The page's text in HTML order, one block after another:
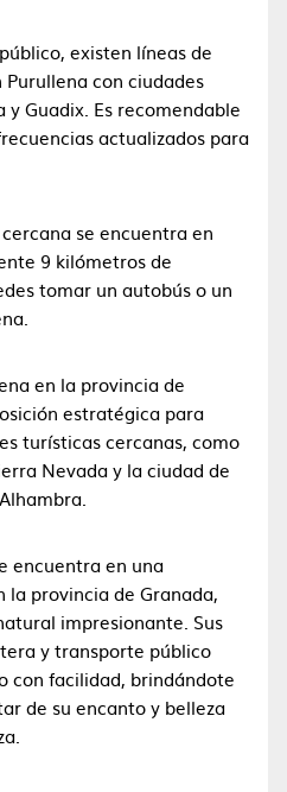
existen líneas de
con ciudades
Guadix. Es recomendable
actualizados para
se encuentra en
9 kilómetros de
tomar un autobús o un
en la provincia de
estratégica para
turísticas cercanas, como
Nevada y la ciudad de
encuentra en una
provincia de Granada,
impresionante. Sus
y transporte público
con facilidad, brindándote
de su encanto y belleza